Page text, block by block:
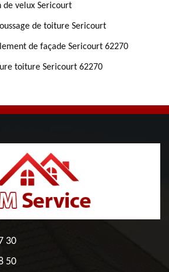
de velux Sericourt
de toiture Sericourt
de façade Sericourt 62270
toiture Sericourt 62270
30
50